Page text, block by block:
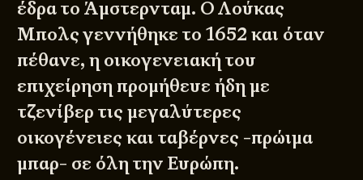
έδρα το Άμστερνταμ. Ο Λούκας
Μπολς γεννήθηκε το 1652 και όταν
πέθανε, η οικογενειακή του
επιχείρηση προμήθευε ήδη με
τζενίβερ τις μεγαλύτερες
οικογένειες και ταβέρνες -πρώιμα
μπαρ- σε όλη την Ευρώπη.